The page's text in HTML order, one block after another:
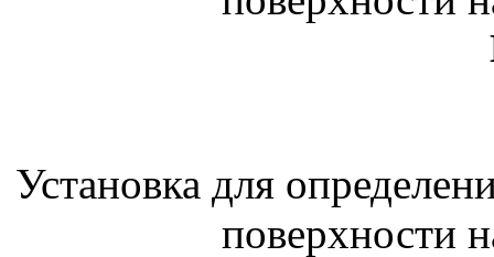
Установка для
поверхности